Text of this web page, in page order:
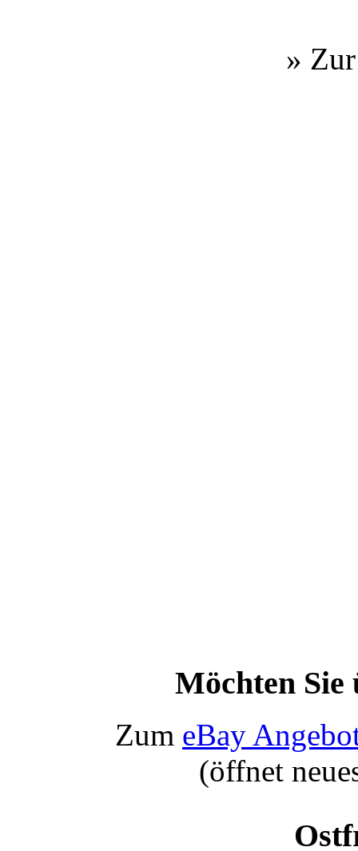
»
Möchten Sie
Zum eBay
(öffnet